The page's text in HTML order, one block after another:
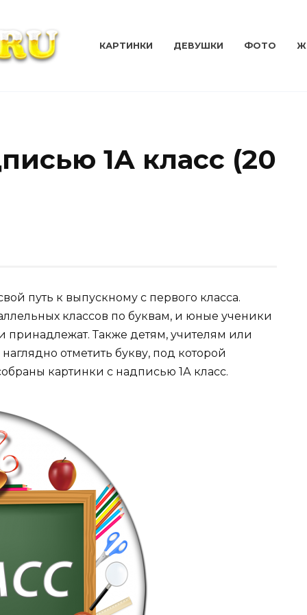
КАРТИНКИ ДЕВУШКИ ФОТО
1А класс (20
путь к выпускному с первого класса.
классов по буквам, и юные ученики
принадлежат. Также детям, учителям или
отметить букву, под которой
картинки с надписью 1А класс.